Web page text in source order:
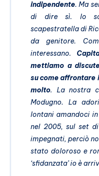
indipendente. Ma
di dire sì. Io
scapestratella di
da genitore.
interessano.
mettiamo a
su come affrontare
molto. La nostra
Modugno. La
lontani amandoci
nel 2005, sul set di
impegnati, perciò
stato doloroso e
‘sfidanzata’ io è